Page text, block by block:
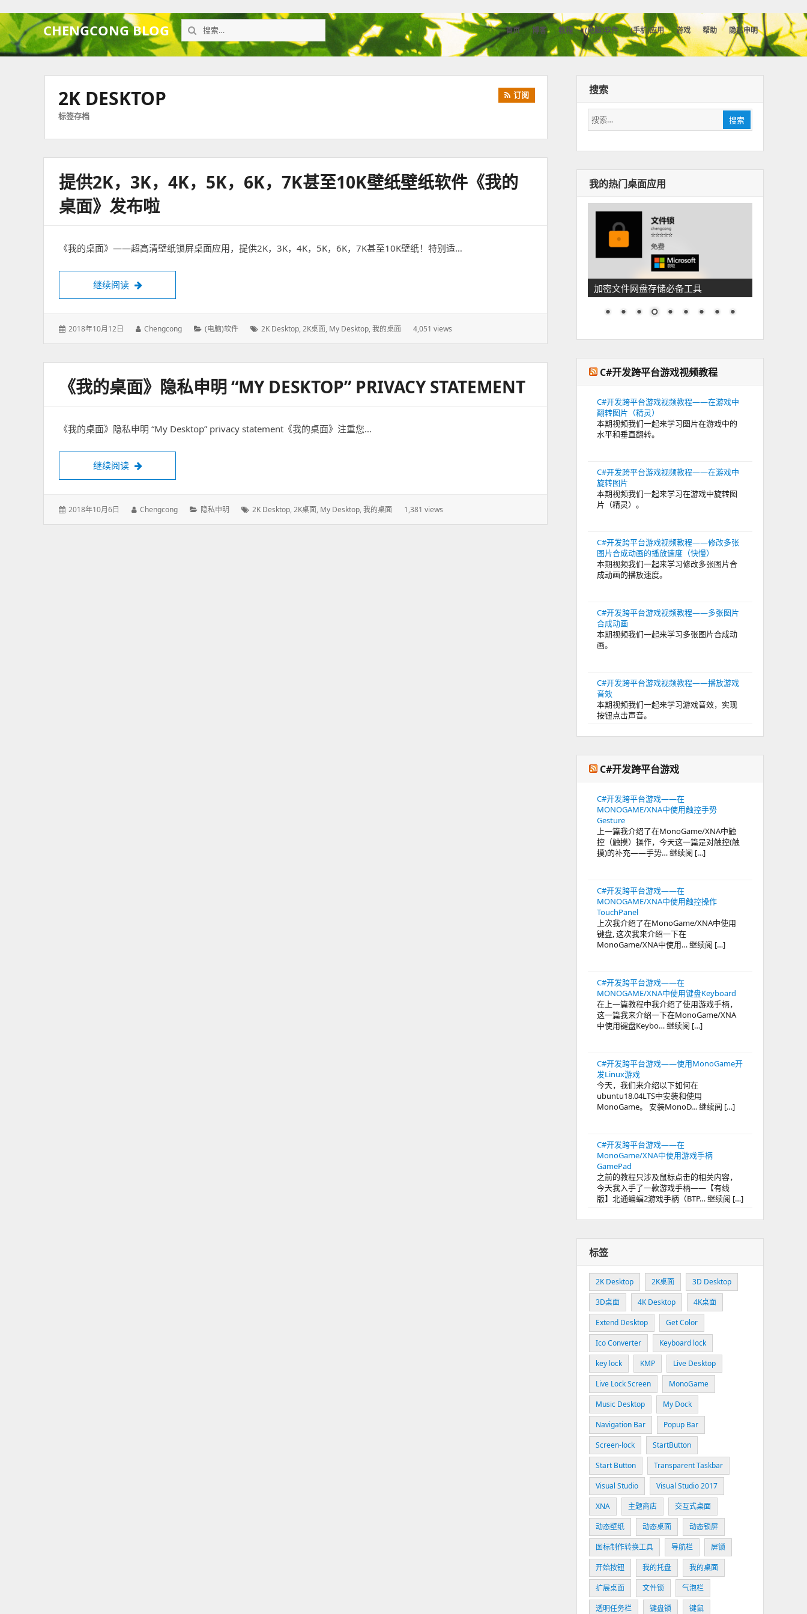
CHENGCONG BLOG
搜
索：
首页 博客 教程 (电脑)软件 (手机)应用 游戏 帮助 隐私申明
2K DESKTOP
标签存档
订阅
提供2K，3K，4K，5K，6K，7K甚至10K壁纸壁纸软件《我的
桌面》发布啦
《我的桌面》——超高清壁纸锁屏桌面应用，提供2K，3K，4K，5K，6K，7K甚至10K壁纸！特别适…
继续阅读 提供2K，3K，4K，5K，6K，7K甚至10K壁纸壁纸软件《我的桌面》发布啦
发
2018年10月12日
作
Chengcong
分
(电脑)软件
标
2K Desktop,2K桌面, My Desktop,我的桌面 4,051 views
《我的桌面》隐私申明 “MY DESKTOP” PRIVACY STATEMENT
《我的桌面》隐私申明 “My Desktop” privacy statement《我的桌面》注重您…
继续阅读 《我的桌面》隐私申明 “My Desktop” privacy statement
发
2018年10月6日
作
Chengcong
分
隐私申明
标
2K Desktop,2K桌面, My Desktop,我的桌面 1,381 views
搜索
搜
索：
搜索
我的热门桌面应用
加密文件网盘存储必备工具
C#开发跨平台游戏视频教程
C#开发跨平台游戏视频教程——在游戏中
翻转图片（精灵）
本期视频我们一起来学习图片在游戏中的
水平和垂直翻转。
C#开发跨平台游戏视频教程——在游戏中
旋转图片
本期视频我们一起来学习在游戏中旋转图
片（精灵）。
C#开发跨平台游戏视频教程——修改多张
图片合成动画的播放速度（快慢）
本期视频我们一起来学习修改多张图片合
成动画的播放速度。
C#开发跨平台游戏视频教程——多张图片
合成动画
本期视频我们一起来学习多张图片合成动
画。
C#开发跨平台游戏视频教程——播放游戏
音效
本期视频我们一起来学习游戏音效，实现
按钮点击声音。
C#开发跨平台游戏
C#开发跨平台游戏——在
MONOGAME/XNA中使用触控手势
Gesture
上一篇我介绍了在MonoGame/XNA中触
控（触摸）操作，今天这一篇是对触控(触
摸)的补充——手势… 继续阅 […]
C#开发跨平台游戏——在
MONOGAME/XNA中使用触控操作
TouchPanel
上次我介绍了在MonoGame/XNA中使用
键盘, 这次我来介绍一下在
MonoGame/XNA中使用… 继续阅 […]
C#开发跨平台游戏——在
MONOGAME/XNA中使用键盘Keyboard
在上一篇教程中我介绍了使用游戏手柄，
这一篇我来介绍一下在MonoGame/XNA
中使用键盘Keybo… 继续阅 […]
C#开发跨平台游戏——使用MonoGame开
发Linux游戏
今天，我们来介绍以下如何在
ubuntu18.04LTS中安装和使用
MonoGame。 安装MonoD… 继续阅 […]
C#开发跨平台游戏——在
MonoGame/XNA中使用游戏手柄
GamePad
之前的教程只涉及鼠标点击的相关内容，
今天我入手了一款游戏手柄——【有线
版】北通蝙蝠2游戏手柄（BTP… 继续阅 […]
标签
2K Desktop 2K桌面
3D Desktop
3D桌面
4K Desktop
4K桌面
Extend Desktop
Get Color
Ico Converter
Keyboard lock
key lock
KMP
Live Desktop
Live Lock Screen
MonoGame
Music Desktop
My Dock
Navigation Bar
Popup Bar
Screen-lock
StartButton
Start Button
Transparent Taskbar
Visual Studio
Visual Studio 2017
XNA
主题商店
交互式桌面
动态壁纸
动态桌面
动态锁屏
图标制作转换工具
导航栏
屏锁
开始按钮
我的托盘
我的桌面
扩展桌面
文件锁
气泡栏
透明任务栏
键盘锁 键鼠